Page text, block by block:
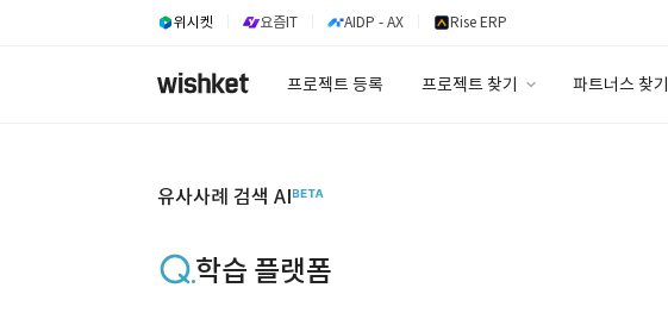
위시켓 요즘IT AIDP - AX Rise ERP
프로젝트 등록 프로젝트 찾기 파트너스 찾기
유사사례 검색 AI
학습 플랫폼